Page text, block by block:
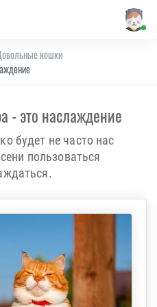
кошки
- это наслаждение
будет не часто нас
пользоваться